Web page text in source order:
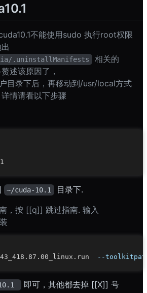
不能使用sudo 执行root权限
.uninstallManifests 相关的
述该原因了，
目录下后，再移动到/usr/local方式
情请看以下步骤
~/cuda-10.1 目录下.
，按 [[q]] 跳过指南. 输入
--
即可，其他都去掉 [[X]] 号